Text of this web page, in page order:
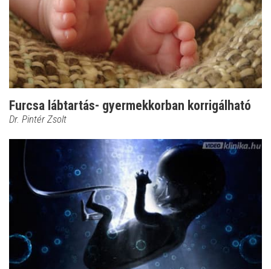
Furcsa lábtartás- gyermekkorban korrigálható
Dr. Pintér Zsolt